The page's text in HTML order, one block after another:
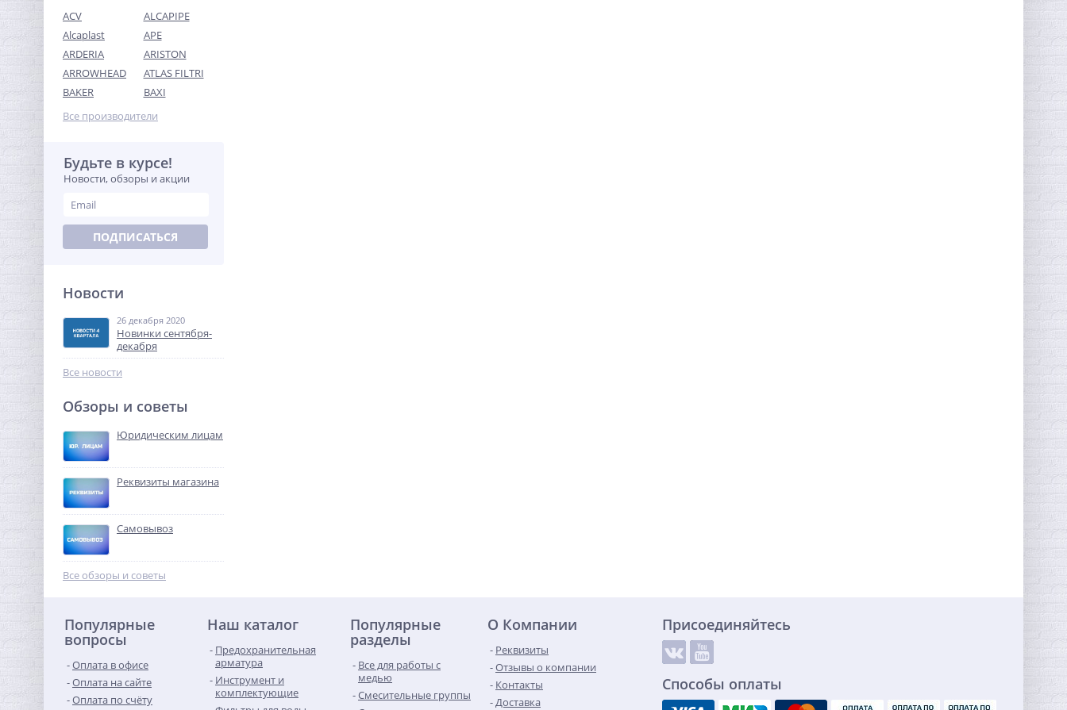
Кран шаровый с
электроприводом
BugattiPro 220В 3/4"
9 323,52
Кран шаровый с
электроприводом Neptun
Profi 12В 1"1/4
10 072,32
Колено резьбовое (ВР) 1" x
1" латунь UNI-FITT
1 492,00 руб.
-68%
ACV
ALCAPIPE
Alcaplast
APE
ARDERIA
ARISTON
ARROWHEAD
ATLAS FILTRI
BAKER
BAXI
Все производители
Будьте в курсе!
Новости, обзоры и акции
ПОДПИСАТЬСЯ
Новости
26 декабря 2020
Новинки сентября-
декабря
Все новости
Обзоры и советы
Юридическим лицам
Реквизиты магазина
Самовывоз
Все обзоры и советы
Популярные
вопросы
Оплата в офисе
Оплата на сайте
Оплата по счёту
Наш каталог
Предохранительная
арматура
Инструмент и
комплектующие
Популярные
разделы
Все для работы с
медью
Смесительные группы
О Компании
Реквизиты
Отзывы о компании
Контакты
Доставка
Присоединяйтесь
Способы оплаты